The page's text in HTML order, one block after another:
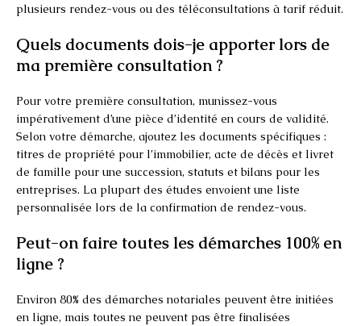
plusieurs rendez-vous ou des téléconsultations à tarif réduit.
Quels documents dois-je apporter lors de
ma première consultation ?
Pour votre première consultation, munissez-vous
impérativement d’une pièce d’identité en cours de validité.
Selon votre démarche, ajoutez les documents spécifiques :
titres de propriété pour l’immobilier, acte de décès et livret
de famille pour une succession, statuts et bilans pour les
entreprises. La plupart des études envoient une liste
personnalisée lors de la confirmation de rendez-vous.
Peut-on faire toutes les démarches 100% en
ligne ?
Environ 80% des démarches notariales peuvent être initiées
en ligne, mais toutes ne peuvent pas être finalisées